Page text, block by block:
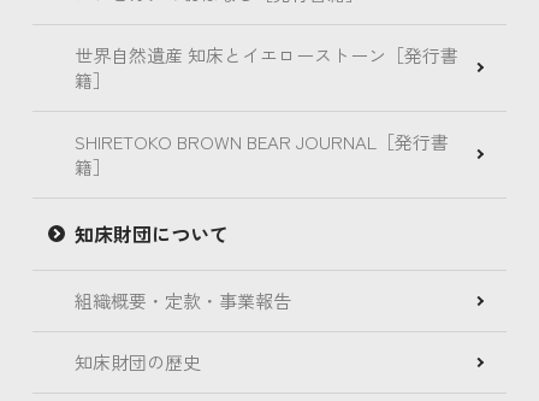
世界自然遺産 知床とイエローストーン［発行書
籍］
SHIRETOKO BROWN BEAR JOURNAL［発行書
籍］
知床財団について
組織概要・定款・事業報告
知床財団の歴史